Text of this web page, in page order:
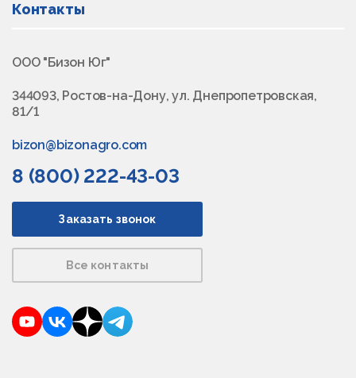
Контакты
ООО "Бизон Юг"
344093, Ростов-на-Дону, ул. Днепропетровская,
81/1
bizon@bizonagro.com
8 (800) 222-43-03
Заказать звонок
Все контакты
YouTubeVKontakte
DzenTelegram